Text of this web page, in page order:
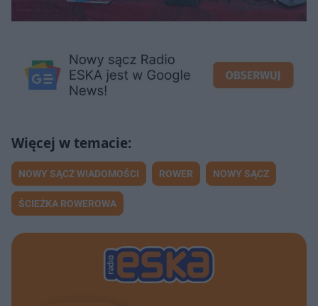
NOWY SĄCZ WIADOMOŚCI ROWER NOWY SĄCZ
ŚCIEŻKA ROWEROWA